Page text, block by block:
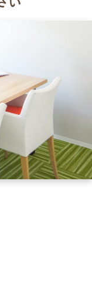
い
見学･体験のお申し